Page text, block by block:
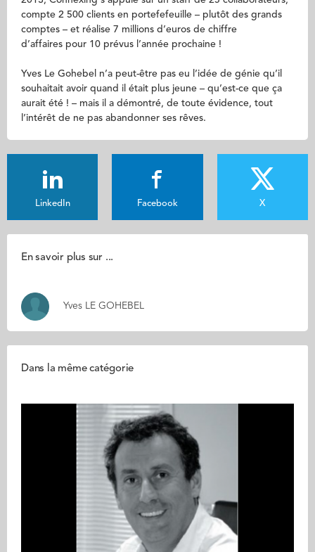
compte 2 500 clients en portefefeuille – plutôt des grands
comptes – et réalise 7 millions d’euros de chiffre
d’affaires pour 10 prévus l’année prochaine !
Yves Le Gohebel n’a peut-être pas eu l’idée de génie qu’il
souhaitait avoir quand il était plus jeune – qu’est-ce que ça
aurait été ! – mais il a démontré, de toute évidence, tout
l’intérêt de ne pas abandonner ses rêves.
LinkedIn Facebook X
En savoir plus sur ...
Yves LE GOHEBEL
Dans la même catégorie